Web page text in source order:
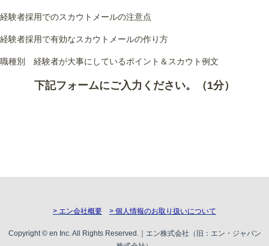
経験者採用でのスカウトメールの注意点
経験者採用で有効なスカウトメールの作り方
職種別 経験者が大事にしているポイント＆スカウト例文
下記フォームにご入力ください。（1分）
> エン会社概要 > 個人情報のお取り扱いについて
Copyright © en Inc. All Rights Reserved.｜エン株式会社（旧：エン・ジャパン